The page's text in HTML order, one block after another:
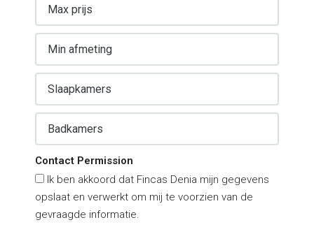
Contact Permission
Ik ben akkoord dat Fincas Denia mijn gegevens
opslaat en verwerkt om mij te voorzien van de
gevraagde informatie.